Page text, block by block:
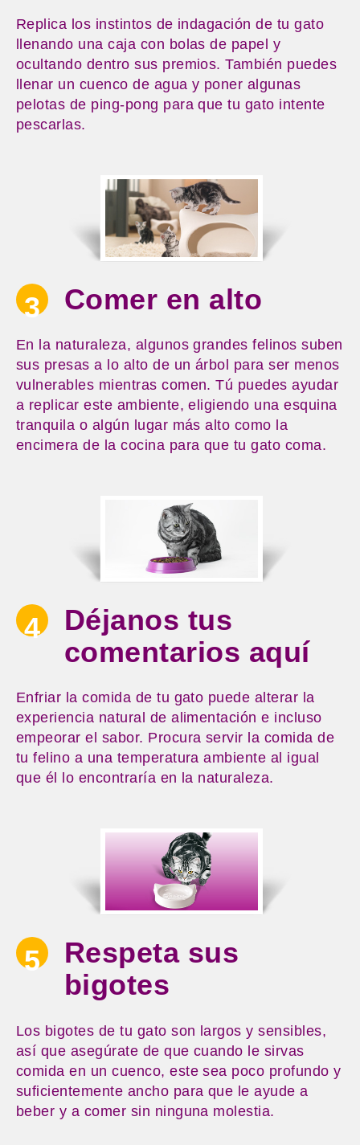
Replica los instintos de indagación de tu gato
llenando una caja con bolas de papel y
ocultando dentro sus premios. También puedes
llenar un cuenco de agua y poner algunas
pelotas de ping-pong para que tu gato intente
pescarlas.
3 Comer en alto
En la naturaleza, algunos grandes felinos suben
sus presas a lo alto de un árbol para ser menos
vulnerables mientras comen. Tú puedes ayudar
a replicar este ambiente, eligiendo una esquina
tranquila o algún lugar más alto como la
encimera de la cocina para que tu gato coma.
4
Déjanos tus
comentarios aquí
Enfriar la comida de tu gato puede alterar la
experiencia natural de alimentación e incluso
empeorar el sabor. Procura servir la comida de
tu felino a una temperatura ambiente al igual
que él lo encontraría en la naturaleza.
5
Respeta sus
bigotes
Los bigotes de tu gato son largos y sensibles,
así que asegúrate de que cuando le sirvas
comida en un cuenco, este sea poco profundo y
suficientemente ancho para que le ayude a
beber y a comer sin ninguna molestia.